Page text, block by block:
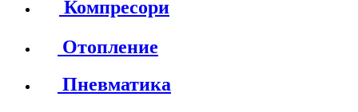
Компресори
Отопление
Пневматика